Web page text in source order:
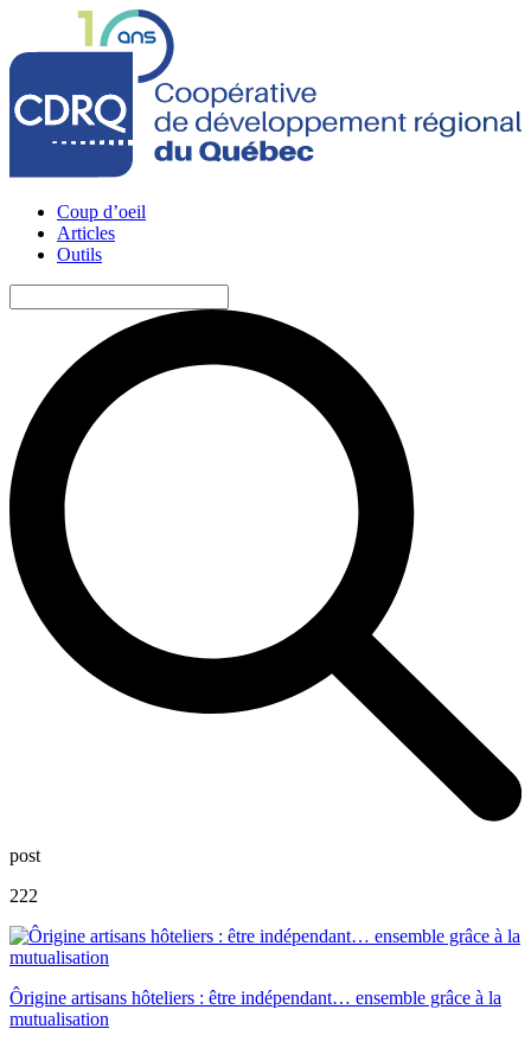
Coup d’oeil
Articles
Outils
post
222
Ôrigine artisans hôteliers : être indépendant… ensemble grâce à la
mutualisation